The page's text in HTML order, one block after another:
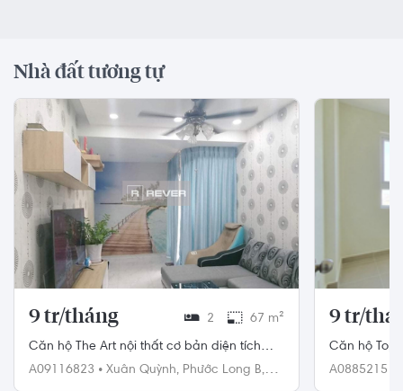
Nhà đất tương tự
9 tr/tháng 2 67 m²
Căn hộ The Art nội thất cơ bản diện tích
67m².
A09116823 • Xuân Quỳnh, Phước Long B,
9 tr/
Căn hộ
Nam,
A0885215